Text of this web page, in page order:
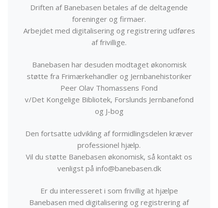
Driften af Banebasen betales af de deltagende
foreninger og firmaer.
Arbejdet med digitalisering og registrering udføres
af frivillige.
Banebasen har desuden modtaget økonomisk
støtte fra Frimærkehandler og Jernbanehistoriker
Peer Olav Thomassens Fond
v/Det Kongelige Bibliotek, Forslunds Jernbanefond
og J-bog
Den fortsatte udvikling af formidlingsdelen kræver
professionel hjælp.
Vil du støtte Banebasen økonomisk, så kontakt os
venligst på info@banebasen.dk
Er du interesseret i som frivillig at hjælpe
Banebasen med digitalisering og registrering af